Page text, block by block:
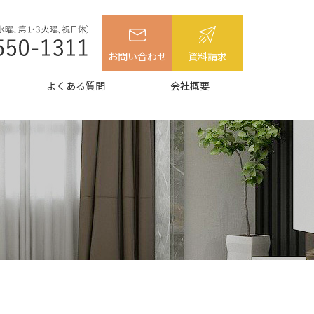
お問い合わせ 資料請求
よくある質問 会社概要